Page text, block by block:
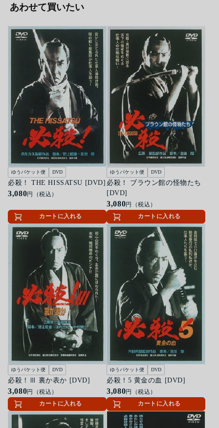
あわせて買いたい
ゆうパケット便 DVD
必殺！ THE HISSATSU [DVD]
3,080円（税込）
カートに入れる
ゆうパケット便 DVD
必殺！ ブラウン館の怪物たち
[DVD]
3,080円（税込）
カートに入れる
ゆうパケット便 DVD
必殺！Ⅲ 裏か表か [DVD]
3,080円（税込）
カートに入れる
ゆうパケット便 DVD
必殺！5 黄金の血 [DVD]
3,080円（税込）
カートに入れる